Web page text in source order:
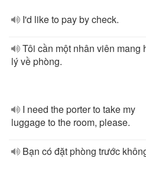
I'd like to pay by check.
Tôi cần một nhân viên mang
lý về phòng.
I need the porter to take my
luggage to the room, please.
Bạn có đặt phòng trước